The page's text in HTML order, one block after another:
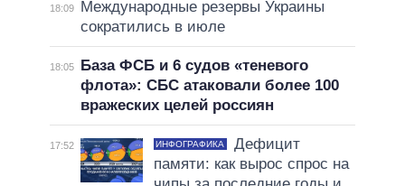
18:09
Международные резервы Украины
сократились в июле
18:05
База ФСБ и 6 судов «теневого
флота»: СБС атаковали более 100
вражеских целей россиян
17:52 ИНФОГРАФИКА
Дефицит
памяти: как вырос спрос на